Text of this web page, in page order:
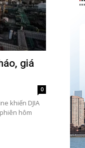
giá
0
khiến DJIA
hôm